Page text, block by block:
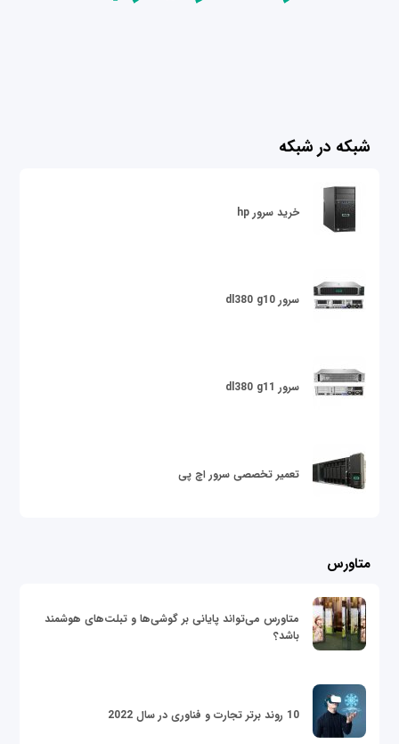
شبکه در شبکه
خرید سرور hp
سرور dl380 g10
سرور dl380 g11
تعمیر تخصصی سرور اچ پی
متاورس
متاورس می‌تواند پایانی بر گوشی‌ها و تبلت‌های هوشمند
باشد؟
10 روند برتر تجارت و فناوری در سال 2022